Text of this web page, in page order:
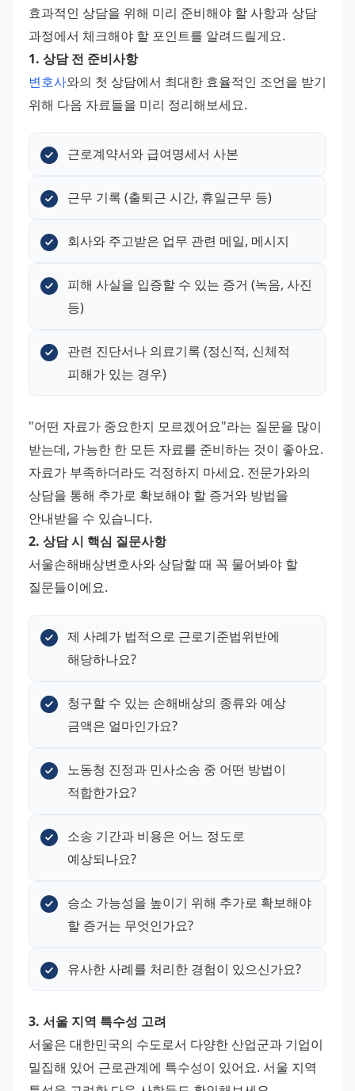
효과적인 상담을 위해 미리 준비해야 할 사항과 상담
과정에서 체크해야 할 포인트를 알려드릴게요.
1. 상담 전 준비사항
변호사와의 첫 상담에서 최대한 효율적인 조언을 받기
위해 다음 자료들을 미리 정리해보세요.
근로계약서와 급여명세서 사본
근무 기록 (출퇴근 시간, 휴일근무 등)
회사와 주고받은 업무 관련 메일, 메시지
피해 사실을 입증할 수 있는 증거 (녹음, 사진
등)
관련 진단서나 의료기록 (정신적, 신체적
피해가 있는 경우)
"어떤 자료가 중요한지 모르겠어요"라는 질문을 많이
받는데, 가능한 한 모든 자료를 준비하는 것이 좋아요.
자료가 부족하더라도 걱정하지 마세요. 전문가와의
상담을 통해 추가로 확보해야 할 증거와 방법을
안내받을 수 있습니다.
2. 상담 시 핵심 질문사항
서울손해배상변호사와 상담할 때 꼭 물어봐야 할
질문들이에요.
제 사례가 법적으로 근로기준법위반에
해당하나요?
청구할 수 있는 손해배상의 종류와 예상
금액은 얼마인가요?
노동청 진정과 민사소송 중 어떤 방법이
적합한가요?
소송 기간과 비용은 어느 정도로
예상되나요?
승소 가능성을 높이기 위해 추가로 확보해야
할 증거는 무엇인가요?
유사한 사례를 처리한 경험이 있으신가요?
3. 서울 지역 특수성 고려
서울은 대한민국의 수도로서 다양한 산업군과 기업이
밀집해 있어 근로관계에 특수성이 있어요. 서울 지역